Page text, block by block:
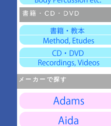
メーカーで探す